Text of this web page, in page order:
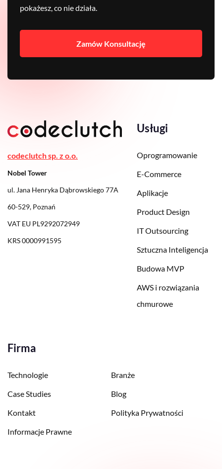
pokażesz, co nie działa.
Zamów Konsultację
codeclutch sp. z o.o.
Nobel Tower
ul. Jana Henryka Dąbrowskiego 77A
60-529, Poznań
VAT EU PL9292072949
KRS 0000991595
Usługi
Oprogramowanie
E-Commerce
Aplikacje
Product Design
IT Outsourcing
Sztuczna Inteligencja
Budowa MVP
AWS i rozwiązania
chmurowe
Firma
Technologie
Branże
Case Studies
Blog
Kontakt
Polityka Prywatności
Informacje Prawne